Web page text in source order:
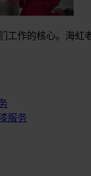
工作的核心。海虹
服务